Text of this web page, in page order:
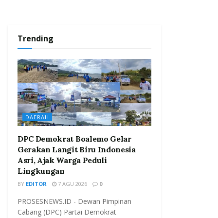
Trending
DAERAH
DPC Demokrat Boalemo Gelar
Gerakan Langit Biru Indonesia
Asri, Ajak Warga Peduli
Lingkungan
BY EDITOR 7 AGU 2026 0
PROSESNEWS.ID - Dewan Pimpinan
Cabang (DPC) Partai Demokrat